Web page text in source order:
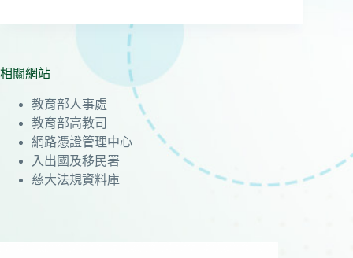
相關網站
教育部人事處
教育部高教司
網路憑證管理中心
入出國及移民署
慈大法規資料庫